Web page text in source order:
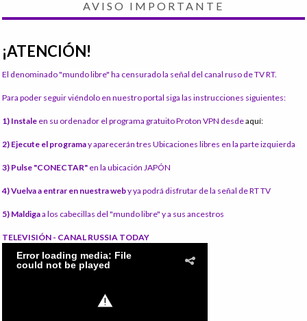
AVISO IMPORTANTE
¡ATENCIÓN!
El denominado "mundo libre" ha censurado la señal del canal ruso de TV RT.
Para poder seguir viéndolo en nuestro portal siga las instrucciones siguientes:
1) Instale en su ordenador el programa gratuito Proton VPN desdeaquí:
2) Ejecute el programay aparecerán tres Ubicaciones libres en la parte izquierda
3) Pulse "CONECTAR" en la ubicación JAPÓN
4) Vuelva a entrar en nuestra weby ya podrá disfrutar de la señal de RT TV
5) Maldigaa los cabecillas del "mundo libre" y a sus ancestros
TELEVISIÓN - CANAL RUSSIA TODAY